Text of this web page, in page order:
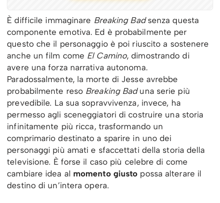
È difficile immaginare Breaking Badsenza questa
componente emotiva. Ed è probabilmente per
questo che il personaggio è poi riuscito a sostenere
anche un film come El Camino, dimostrando di
avere una forza narrativa autonoma.
Paradossalmente, la morte di Jesse avrebbe
probabilmente reso Breaking Baduna serie più
prevedibile. La sua sopravvivenza, invece, ha
permesso agli sceneggiatori di costruire una storia
infinitamente più ricca, trasformando un
comprimario destinato a sparire in uno dei
personaggi più amati e sfaccettati della storia della
televisione. È forse il caso più celebre di come
cambiare idea al momento giusto possa alterare il
destino di un’intera opera.